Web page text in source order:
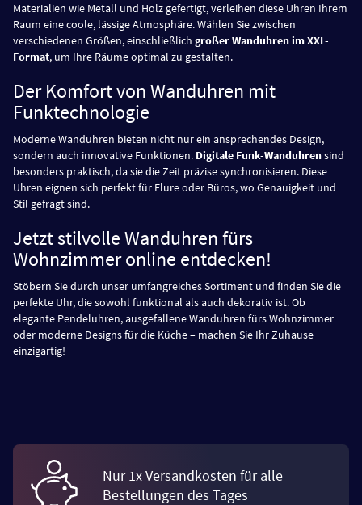
Materialien wie Metall und Holz gefertigt, verleihen diese Uhren Ihrem
Raum eine coole, lässige Atmosphäre. Wählen Sie zwischen
verschiedenen Größen, einschließlich großer Wanduhren im XXL-
Format, um Ihre Räume optimal zu gestalten.
Der Komfort von Wanduhren mit
Funktechnologie
Moderne Wanduhren bieten nicht nur ein ansprechendes Design,
sondern auch innovative Funktionen. Digitale Funk-Wanduhrensind
besonders praktisch, da sie die Zeit präzise synchronisieren. Diese
Uhren eignen sich perfekt für Flure oder Büros, wo Genauigkeit und
Stil gefragt sind.
Jetzt stilvolle Wanduhren fürs
Wohnzimmer online entdecken!
Stöbern Sie durch unser umfangreiches Sortiment und finden Sie die
perfekte Uhr, die sowohl funktional als auch dekorativ ist. Ob
elegante Pendeluhren, ausgefallene Wanduhren fürs Wohnzimmer
oder moderne Designs für die Küche – machen Sie Ihr Zuhause
einzigartig!
Nur 1x Versandkosten für alle
Bestellungen des Tages